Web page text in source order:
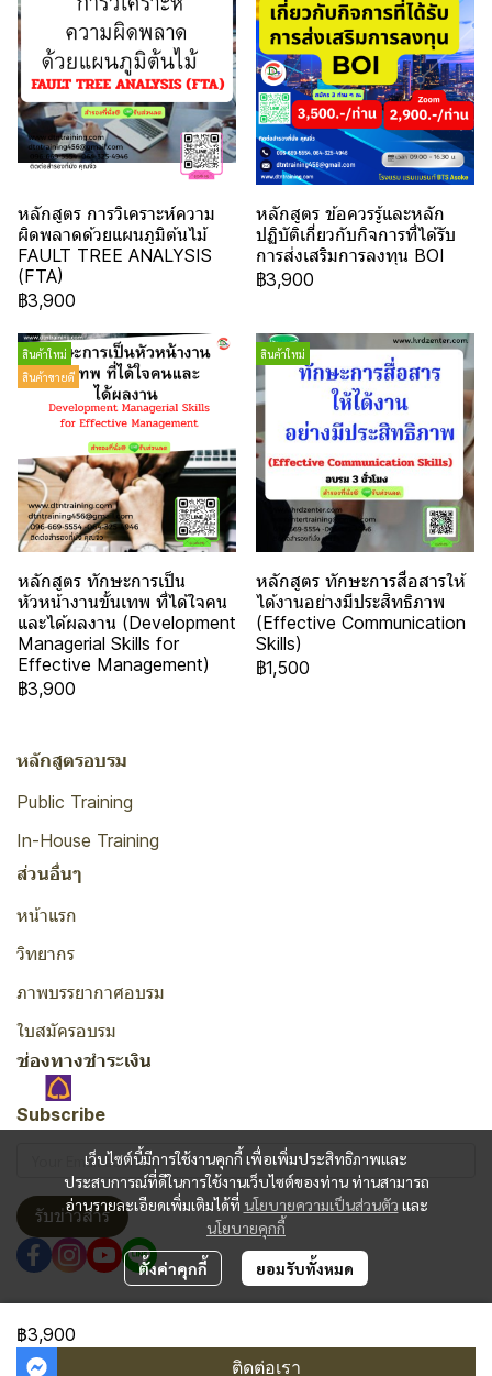
หลักสูตร การวิเคราะห์ความ
ผิดพลาดด้วยแผนภูมิต้นไม้
FAULT TREE ANALYSIS
(FTA)
฿3,900
หลักสูตร ข้อควรรู้และหลัก
ปฏิบัติเกี่ยวกับกิจการที่ได้รับ
การส่งเสริมการลงทุน BOI
฿3,900
สินค้าใหม่
สินค้าขายดี
หลักสูตร ทักษะการเป็น
หัวหน้างานขั้นเทพ ที่ได้ใจคน
และได้ผลงาน (Development
Managerial Skills for
Effective Management)
฿3,900
สินค้าใหม่
หลักสูตร ทักษะการสื่อสารให้
ได้งานอย่างมีประสิทธิภาพ
(Effective Communication
Skills)
฿1,500
฿3,900
ติดต่อเรา
เว็บไซต์นี้มีการใช้งานคุกกี้ เพื่อเพิ่มประสิทธิภาพและ
ประสบการณ์ที่ดีในการใช้งานเว็บไซต์ของท่าน ท่านสามารถ
อ่านรายละเอียดเพิ่มเติมได้ที่ นโยบายความเป็นส่วนตัว และ
นโยบายคุกกี้
ตั้งค่าคุกกี้ ยอมรับทั้งหมด
หลักสูตรอบรม
Public Training
In-House Training
ส่วนอื่นๆ
หน้าแรก
วิทยากร
ภาพบรรยากาศอบรม
ใบสมัครอบรม
ช่องทางชำระเงิน
Subscribe
รับข่าวสาร
ผู้เข้าชมวันนี้1,976